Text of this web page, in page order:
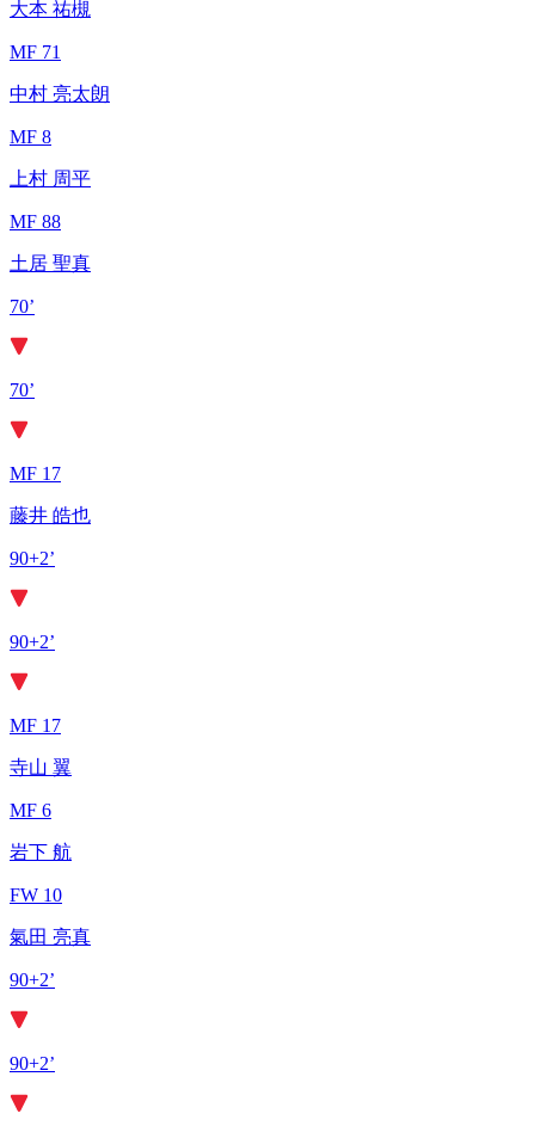
大本 祐槻
MF 71
中村 亮太朗
MF 8
上村 周平
MF 88
土居 聖真
70’
70’
MF 17
藤井 皓也
90+2’
90+2’
MF 17
寺山 翼
MF 6
岩下 航
FW 10
氣田 亮真
90+2’
90+2’